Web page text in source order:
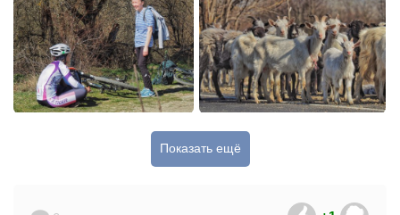
Показать ещё